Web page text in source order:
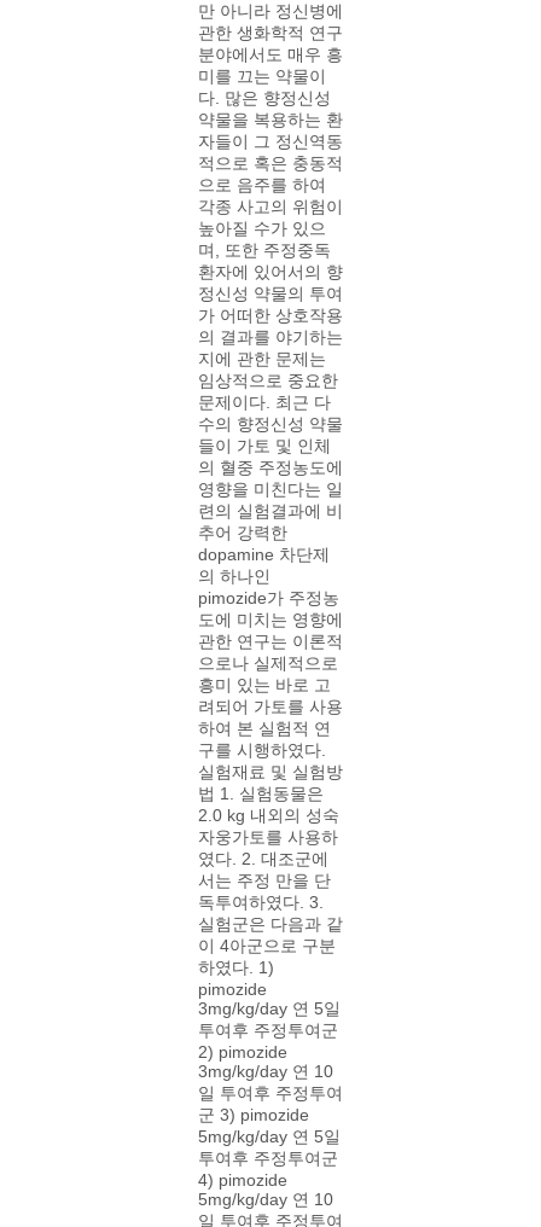
만 아니라 정신병에
관한 생화학적 연구
분야에서도 매우 흥
미를 끄는 약물이
다. 많은 향정신성
약물을 복용하는 환
자들이 그 정신역동
적으로 혹은 충동적
으로 음주를 하여
각종 사고의 위험이
높아질 수가 있으
며, 또한 주정중독
환자에 있어서의 향
정신성 약물의 투여
가 어떠한 상호작용
의 결과를 야기하는
지에 관한 문제는
임상적으로 중요한
문제이다. 최근 다
수의 향정신성 약물
들이 가토 및 인체
의 혈중 주정농도에
영향을 미친다는 일
련의 실험결과에 비
추어 강력한
dopamine 차단제
의 하나인
pimozide가 주정농
도에 미치는 영향에
관한 연구는 이론적
으로나 실제적으로
흥미 있는 바로 고
려되어 가토를 사용
하여 본 실험적 연
구를 시행하였다.
실험재료 및 실험방
법 1. 실험동물은
2.0 kg 내외의 성숙
자웅가토를 사용하
였다. 2. 대조군에
서는 주정 만을 단
독투여하였다. 3.
실험군은 다음과 같
이 4아군으로 구분
하였다. 1)
pimozide
3mg/kg/day 연 5일
투여후 주정투여군
2) pimozide
3mg/kg/day 연 10
일 투여후 주정투여
군 3) pimozide
5mg/kg/day 연 5일
투여후 주정투여군
4) pimozide
5mg/kg/day 연 10
일 투여후 주정투여